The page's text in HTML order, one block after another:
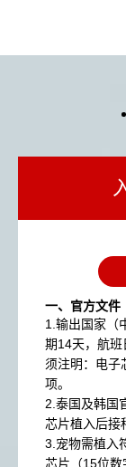
一、官方文件​
1.输出国家（
期14天，航班
须注明：电子
项。
2.泰国及韩国
芯片植入后接
3.宠物需植入
芯片（15位数